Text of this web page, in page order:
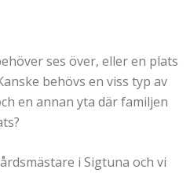
ses över, eller en plats
behövs en viss typ av
en annan yta där familjen
i Sigtuna och vi